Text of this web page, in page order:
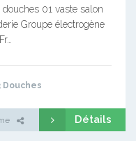
01 vaste salon
Groupe électrogène
Douches
Détails